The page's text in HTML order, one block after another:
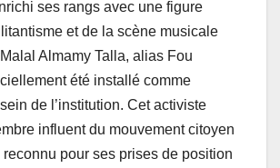
ses rangs avec une figure
et de la scène musicale
Almamy Talla, alias Fou
été installé comme
de l’institution. Cet activiste
influent du mouvement citoyen
reconnu pour ses prises de position